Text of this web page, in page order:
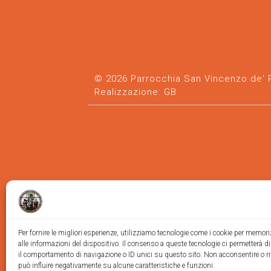
Per fornire le migliori esperienze, utilizziamo tecnologie come i cookie per
alle informazioni del dispositivo. Il consenso a queste tecnologie ci permetterà
il comportamento di navigazione o ID unici su questo sito. Non acconsentire o
può influire negativamente su alcune caratteristiche e funzioni.
© 2026 Parrocchia San Vincenzo de'
Realizzazione: GB